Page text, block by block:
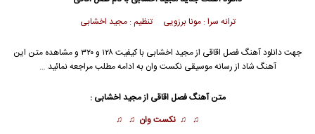
ترانه سرا : مونا برزویی تنظیم : مجید اخشابی
جهت دانلود آهنگ فصل اقاقی ازمجید اخشابی
با کیفیت ۱۲۸ و ۳۲۰ و مشاهده متن این
آهنگ شاد از رسانه موسیقی نکست وان به ادامه مطلب مراجعه نمائید …
متن آهنگ فصل اقاقی ازمجید اخشابی :
♫ ♫ نکست وان ♫ ♫